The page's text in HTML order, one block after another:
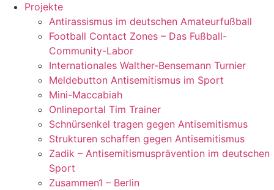
Projekte
Antirassismus im deutschen Amateurfußball
Football Contact Zones – Das Fußball-
Community-Labor
Internationales Walther-Bensemann Turnier
Meldebutton Antisemitismus im Sport
Mini-Maccabiah
Onlineportal Tim Trainer
Schnürsenkel tragen gegen Antisemitismus
Strukturen schaffen gegen Antisemitismus
Zadik – Antisemitismusprävention im deutschen
Sport
Zusammen1 – Berlin